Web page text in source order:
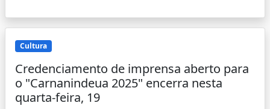
Cultura
Credenciamento de imprensa aberto para
o "Carnanindeua 2025" encerra nesta
quarta-feira, 19